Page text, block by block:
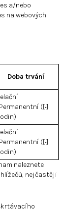
a/nebo
na webových
Doba trvání
([•]
([•]
naleznete
nejčastěji